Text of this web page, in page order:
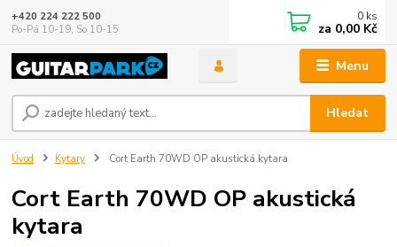
Menu
Hledat
+420 224 222 500
Po-Pá 10-19, So 10-15
0 ks
za 0,00 Kč
Úvod Kytary Cort Earth 70WD OP akustická kytara
Cort Earth 70WD OP akustická
kytara